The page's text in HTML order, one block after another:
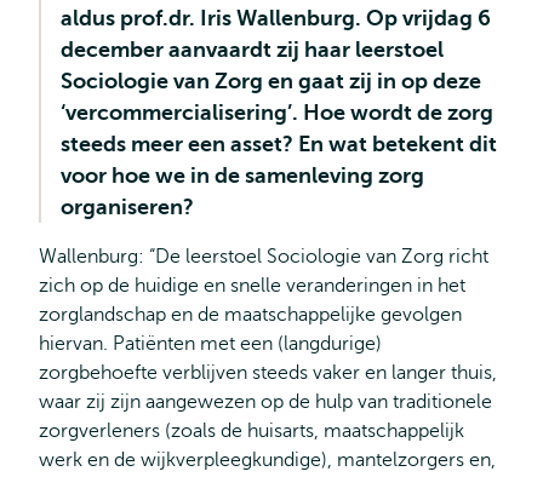
aldus prof.dr. Iris Wallenburg. Op vrijdag 6
december aanvaardt zij haar leerstoel
Sociologie van Zorg en gaat zij in op deze
‘vercommercialisering’. Hoe wordt de zorg
steeds meer een asset? En wat betekent dit
voor hoe we in de samenleving zorg
organiseren?
Wallenburg: “De leerstoel Sociologie van Zorg richt
zich op de huidige en snelle veranderingen in het
zorglandschap en de maatschappelijke gevolgen
hiervan. Patiënten met een (langdurige)
zorgbehoefte verblijven steeds vaker en langer thuis,
waar zij zijn aangewezen op de hulp van traditionele
zorgverleners (zoals de huisarts, maatschappelijk
werk en de wijkverpleegkundige), mantelzorgers en,